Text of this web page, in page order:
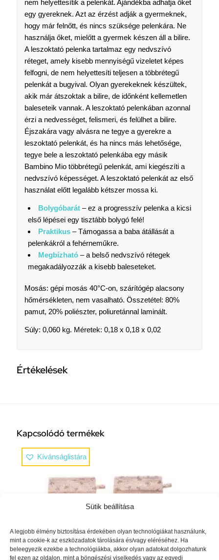
Sütik beállítása
A legjobb élmény biztosítása érdekében olyan technológiákat használunk,
mint a cookie-k az eszközadatok tárolására és/vagy eléréséhez. Ha
beleegyezik ezekbe a technológiákba, akkor olyan adatokat dolgozhatunk
fel ezen az oldalon, mint a böngészési viselkedés vagy az egyedi
nem helyettesítik a pelenkát. Ajándékba adhatja őket
egy gyereknek. Azt az érzést adják a gyermeknek,
hogy már felnőtt, és nincs szüksége pelenkára. Ne
használja őket, mielőtt a gyermek készen áll a bilire.
A leszoktató pelenka tartalmaz egy nedvszívó
réteget, amely kisebb mennyiségű vizeletet képes
felfogni, de nem helyettesíti teljesen a többrétegű
pelenkát a bugyival. Olyan gyerekeknek készültek,
akik már átszoktak a bilire, de időnként kellemetlen
baleseteik vannak. A leszoktató pelenkában azonnal
érzi a nedvességet, felismeri, és felülhet a bilire.
Éjszakára vagy alvásra ne tegye a gyerekre a
leszoktató pelenkát, és ha nincs más lehetősége,
tegye bele a leszoktató pelenkába egy másik
Bambino Mio többrétegű pelenkát, ami kiegészíti a
nedvszívó képességet. A leszoktató pelenkát az első
használat előtt legalább kétszer mossa ki.
Bolygóbarát– ez a progresszív pelenka a kicsi
első lépései egy tisztább bolygó felé!
Praktikus– Támogassa a baba átállását a
pelenkákról a fehérneműkre.
Megbízható– a belső nedvszívó rétegek
megakadályozzák a kisebb baleseteket.
Mosás: gépi mosás 40°C-on, szárítógép alacsony
hőmérsékleten, nem vasalható. Összetétel: 80%
pamut, 20% poliészter, poliuretánnal laminált.
Súly: 0,060 kg. Méretek: 0,18 x 0,18 x 0,02
Értékelések
Kapcsolódó termékek
Kívánságlistára